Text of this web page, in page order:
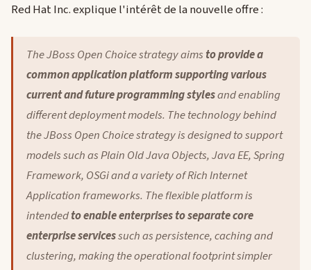
Red Hat Inc. explique l'intérêt de la nouvelle offre :
The JBoss Open Choice strategy aims to provide a
common application platform supporting various
current and future programming stylesand enabling
different deployment models. The technology behind
the JBoss Open Choice strategy is designed to support
models such as Plain Old Java Objects, Java EE, Spring
Framework, OSGi and a variety of Rich Internet
Application frameworks. The flexible platform is
intendedto enable enterprises to separate core
enterprise servicessuch as persistence, caching and
clustering, making the operational footprint simpler